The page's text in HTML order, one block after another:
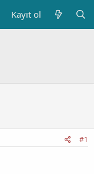
Kayıt ol
#1